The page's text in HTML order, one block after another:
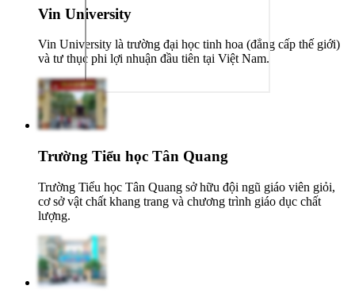
Vin University
Vin University là trường đại học tinh hoa (đẳng cấp thế giới)
và tư thục phi lợi nhuận đầu tiên tại Việt Nam.
Trường Tiểu học Tân Quang
Trường Tiểu học Tân Quang sở hữu đội ngũ giáo viên giỏi,
cơ sở vật chất khang trang và chương trình giáo dục chất
lượng.